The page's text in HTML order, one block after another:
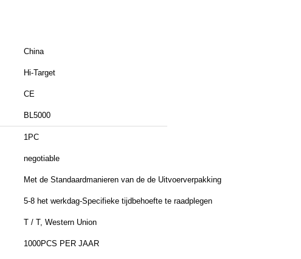
China
Hi-Target
CE
BL5000
1PC
negotiable
Met de Standaardmanieren van de de Uitvoerverpakking
5-8 het werkdag-Specifieke tijdbehoefte te raadplegen
T / T, Western Union
1000PCS PER JAAR